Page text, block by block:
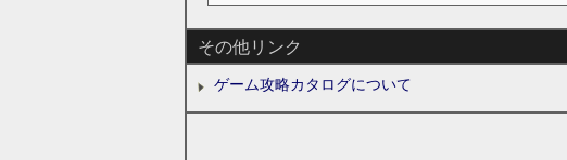
その他リンク
ゲーム攻略カタログについて